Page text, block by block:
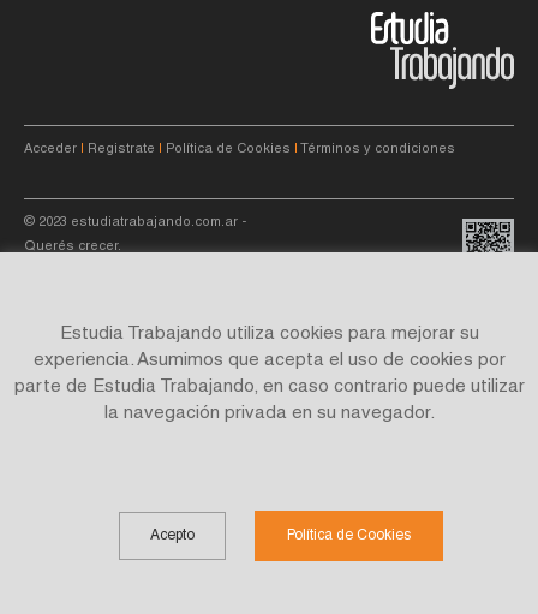
Acceder Registrate Política de Cookies Términos y condiciones
© 2023 estudiatrabajando.com.ar -
Querés crecer.
Site by
Estudia Trabajando utiliza cookies para mejorar su
experiencia. Asumimos que acepta el uso de cookies por
parte de Estudia Trabajando, en caso contrario puede utilizar
la navegación privada en su navegador.
Acepto Política de Cookies